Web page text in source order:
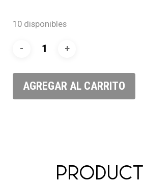
10 disponibles
AGREGAR AL CARRITO